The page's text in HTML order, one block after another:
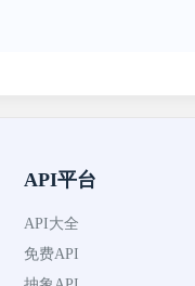
API平台
API大全
免费API